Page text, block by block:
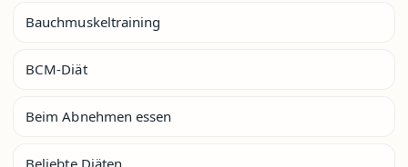
Bauchmuskeltraining
BCM-Diät
Beim Abnehmen essen
Beliebte Diäten